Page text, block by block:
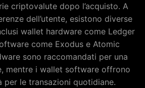
criptovalute dopo l’acquisto. A
dell’utente, esistono diverse
wallet hardware come Ledger
come Exodus e Atomic
sono raccomandati per una
mentre i wallet software offrono
per le transazioni quotidiane.